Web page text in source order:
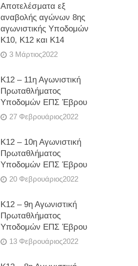
Αποτελέσματα εξ
αναβολής αγώνων 8ης
αγωνιστικής Υποδομών
Κ10, Κ12 και Κ14
3 Μάρτιος2022
Κ12 – 11η Αγωνιστική
Πρωταθλήματος
Υποδομών ΕΠΣ Έβρου
27 Φεβρουάριος2022
Κ12 – 10η Αγωνιστική
Πρωταθλήματος
Υποδομών ΕΠΣ Έβρου
20 Φεβρουάριος2022
Κ12 – 9η Αγωνιστική
Πρωταθλήματος
Υποδομών ΕΠΣ Έβρου
13 Φεβρουάριος2022